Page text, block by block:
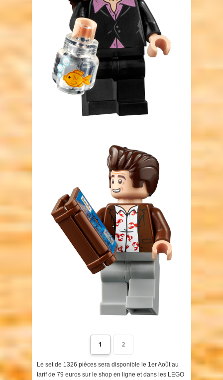
1 2
Le set de 1326 pièces sera disponible le 1er Août au
tarif de 79 euros sur le shop en ligne et dans les LEGO